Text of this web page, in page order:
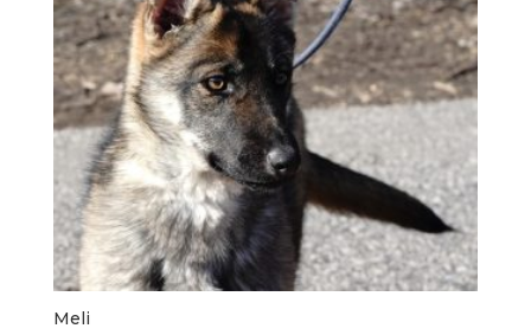
Meli